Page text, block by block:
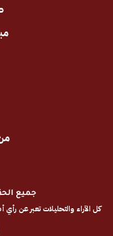
صوت
مبادرات
من زاوية
جميع الحقوق محفوظة ©
تعبر عن رأي أصحابها